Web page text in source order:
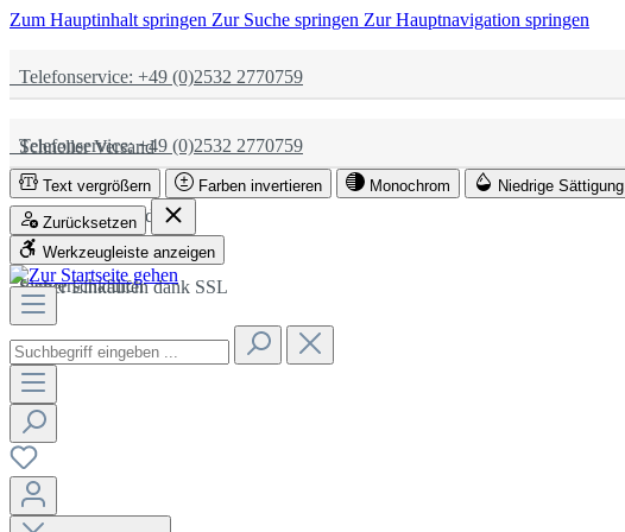
Zum Hauptinhalt springen Zur Suche springen Zur Hauptnavigation springen
Telefonservice: +49 (0)2532 2770759
Schneller Versand
Partnerschaftlich
Sicher Einkaufen dank SSL
Telefonservice: +49 (0)2532 2770759
Schneller Versand
Partnerschaftlich
Sicher Einkaufen dank SSL
Text vergrößern Farben invertieren Monochrom Niedrige Sättigung
Zurücksetzen
Werkzeugleiste anzeigen